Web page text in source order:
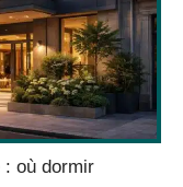
: où dormir